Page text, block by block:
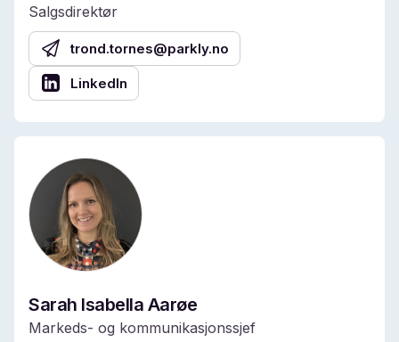
Salgsdirektør
trond.tornes@parkly.no
LinkedIn
Sarah Isabella Aarøe
Markeds- og kommunikasjonssjef